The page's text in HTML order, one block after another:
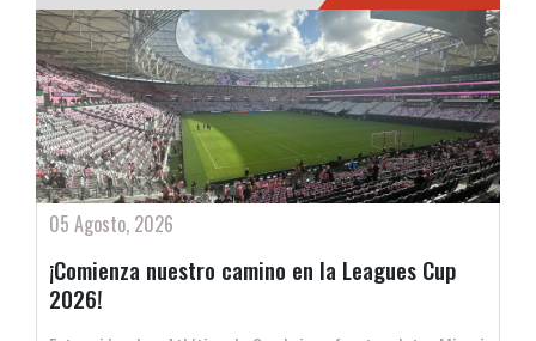
05 Agosto, 2026
¡Comienza nuestro camino en la Leagues Cup
2026!